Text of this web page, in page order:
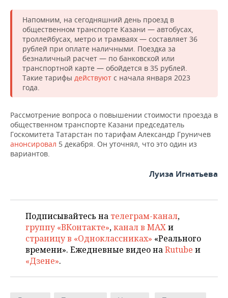
Напомним, на сегодняшний день проезд в
общественном транспорте Казани — автобусах,
троллейбусах, метро и трамваях — составляет 36
рублей при оплате наличными. Поездка за
безналичный расчет — по банковской или
транспортной карте — обойдется в 35 рублей.
Такие тарифы действуют с начала января 2023
года.
Рассмотрение вопроса о повышении стоимости проезда в
общественном транспорте Казани председатель
Госкомитета Татарстан по тарифам Александр Груничев
анонсировал 5 декабря. Он уточнял, что это один из
вариантов.
Луиза Игнатьева
Подписывайтесь на телеграм-канал,
группу «ВКонтакте»,канал в MAXи
страницу в «Одноклассниках» «Реального
времени». Ежедневные видео наRutube и
«Дзене».